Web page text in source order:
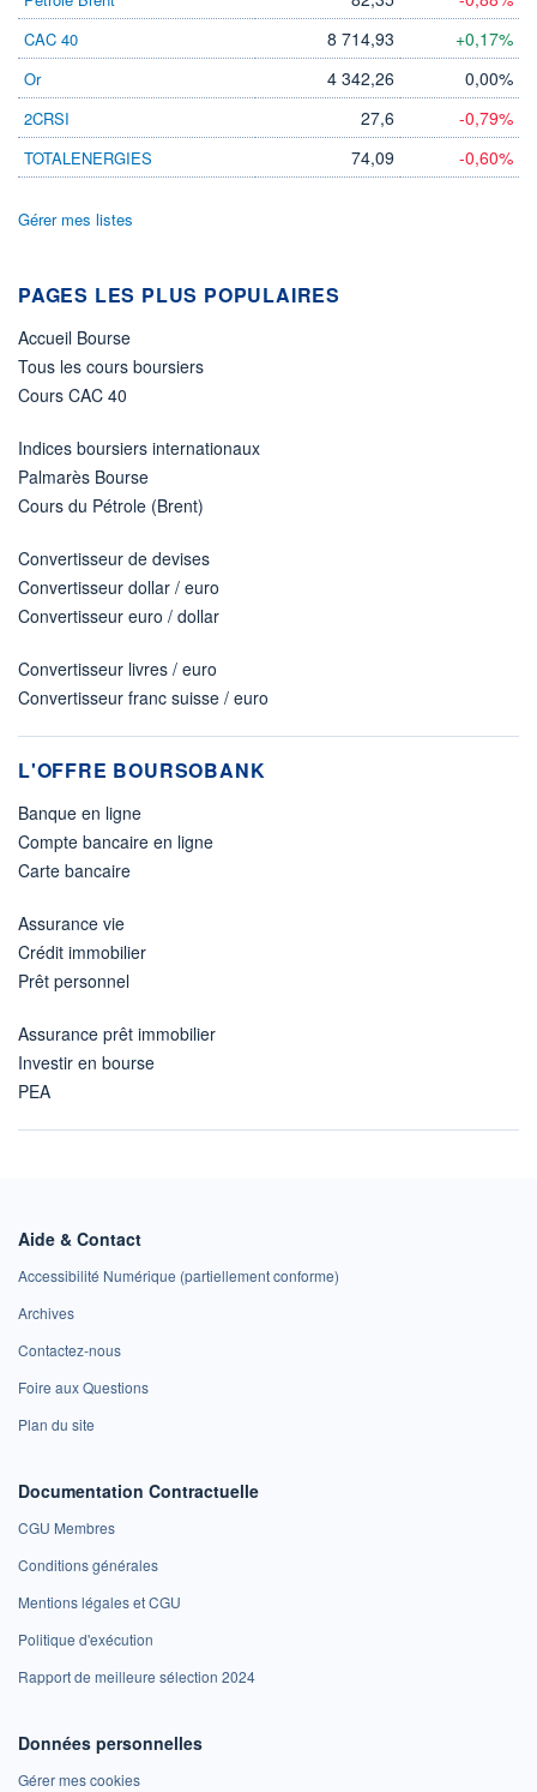
LIMITE À LA LIMITE À LA
0,0000
3,31%
PER ESTIMÉ
23,46
07.08.26 / 21:57:59
Boursobank
CAC 40 8 714,93 +0,17%
Or 4 342,26 0,00%
2CRSI 27,6 -0,79%
TOTALENERGIES 74,09 -0,60%
Gérer mes listes
PAGES LES PLUS POPULAIRES
Accueil Bourse
Tous les cours boursiers
Cours CAC 40
Indices boursiers internationaux
Palmarès Bourse
Cours du Pétrole (Brent)
Convertisseur de devises
Convertisseur dollar / euro
Convertisseur euro / dollar
Convertisseur livres / euro
Convertisseur franc suisse / euro
L'OFFRE BOURSOBANK
Banque en ligne
Compte bancaire en ligne
Carte bancaire
Assurance vie
Crédit immobilier
Prêt personnel
Assurance prêt immobilier
Investir en bourse
PEA
Aide & Contact
Accessibilité Numérique (partiellement conforme)
Archives
Contactez-nous
Foire aux Questions
Plan du site
Documentation Contractuelle
CGU Membres
Conditions générales
Mentions légales et CGU
Politique d'exécution
Rapport de meilleure sélection 2024
Données personnelles
Gérer mes cookies